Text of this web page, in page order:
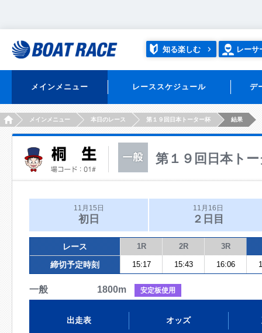
知る楽しむ レーサ
メインメニュー レーススケジュール デ
HOMEメインメニュー 本日のレース 第１９回日本トーター杯 結果
第１９回日本ト
11月15日
初日
11月16日
２日目
レース 1R 2R 3R
締切予定時刻 15:17 15:43 16:06
一般 1800m 安定板使用
出走表 オッズ